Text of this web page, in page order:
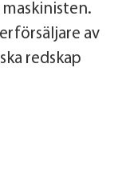
av
redskap